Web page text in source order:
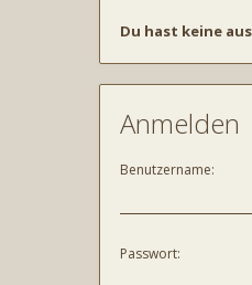
Du hast keine
Anmelden
Benutzername:
Passwort: